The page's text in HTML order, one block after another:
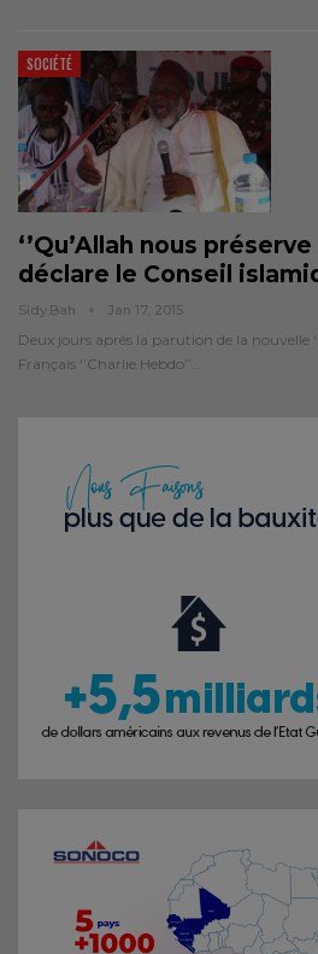
SOCIÉTÉ
‘’Qu’Allah nous
déclare le Conseil
Sidy.bah Jan 17, 2015
Deux jours après la parution de la nouvelle
Français ‘’Charlie Hebdo’’…